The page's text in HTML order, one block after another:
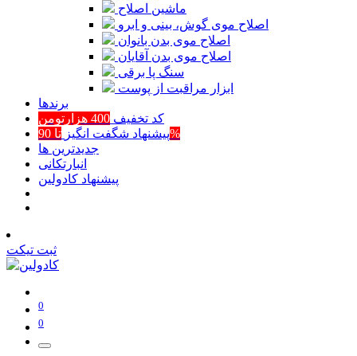
ماشین اصلاح
اصلاح موی گوش، بینی و ابرو
اصلاح موی بدن بانوان
اصلاح موی بدن آقایان
سنگ پا برقی
ابزار مراقبت از پوست
برند‌ها
کد تخفیف 400 هزارتومن
پیشنهاد شگفت انگیزتا 90%
جدیدترین ها
انبارتکانی
پیشنهاد کادولین
ثبت تیکت
0
0